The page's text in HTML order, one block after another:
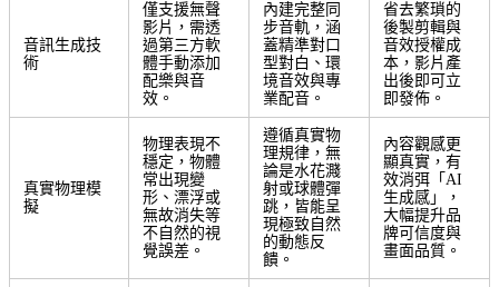
音訊生成技
術
僅支援無聲
影片，需透
過第三方軟
體手動添加
配樂與音
效。
內建完整同
步音軌，涵
蓋精準對口
型對白、環
境音效與專
業配音。
省去繁瑣的
後製剪輯與
音效授權成
本，影片產
出後即可立
即發佈。
真實物理模
擬
物理表現不
穩定，物體
常出現變
形、漂浮或
無故消失等
不自然的視
覺誤差。
遵循真實物
理規律，無
論是水花濺
射或球體彈
跳，皆能呈
現極致自然
的動態反
饋。
內容觀感更
顯真實，有
效消弭「AI
生成感」，
大幅提升品
牌可信度與
畫面品質。